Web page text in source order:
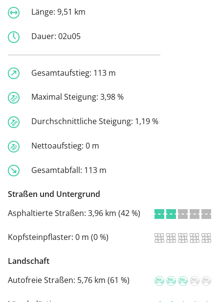
Länge: 9,51 km
Dauer: 02u05
Gesamtaufstieg: 113 m
Maximal Steigung: 3,98 %
Durchschnittliche Steigung: 1,19 %
Nettoaufstieg: 0 m
Gesamtabfall: 113 m
Straßen und Untergrund
Asphaltierte Straßen: 3,96 km (42 %)
Kopfsteinpflaster: 0 m (0 %)
Landschaft
Autofreie Straßen: 5,76 km (61 %)